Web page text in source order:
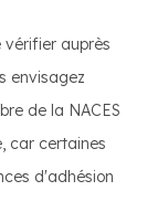
auprès
envisagez
de la NACES
car certaines
d'adhésion